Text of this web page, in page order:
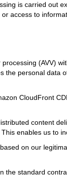
is carried out
access to
(AVV)
the personal data
CloudFront
content
enables us to
on our
the standard